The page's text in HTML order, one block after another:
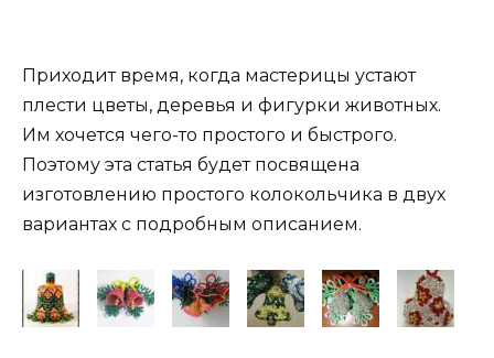
Приходит время, когда мастерицы устают
плести цветы, деревья и фигурки животных.
Им хочется чего-то простого и быстрого.
Поэтому эта статья будет посвящена
изготовлению простого колокольчика в двух
вариантах с подробным описанием.